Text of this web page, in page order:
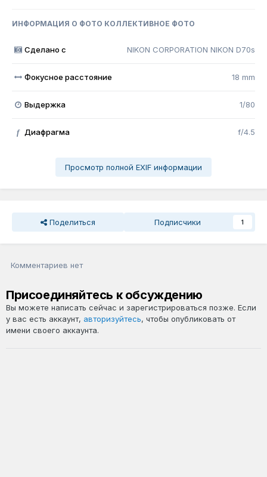
ИНФОРМАЦИЯ О ФОТО КОЛЛЕКТИВНОЕ ФОТО
Сделано с NIKON CORPORATION NIKON D70s
Фокусное расстояние 18 mm
Выдержка 1/80
f Диафрагма f/4.5
Просмотр полной EXIF информации
Поделиться Подписчики 1
Комментариев нет
Присоединяйтесь к обсуждению
Вы можете написать сейчас и зарегистрироваться позже. Если
у вас есть аккаунт, авторизуйтесь, чтобы опубликовать от
имени своего аккаунта.